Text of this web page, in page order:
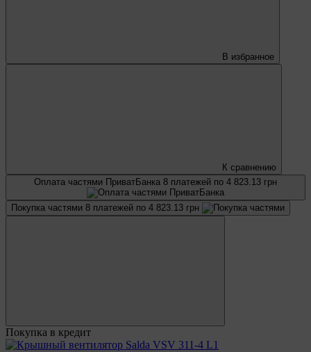
В избранное
К сравнению
Оплата частями ПриватБанка 8 платежей по 4 823.13 грн
Покупка частями 8 платежей по 4 823.13 грн
Покупка в кредит